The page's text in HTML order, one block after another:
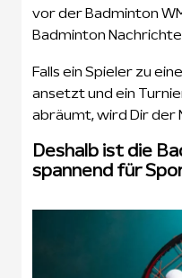
vor der Badminton
Badminton
Falls ein Spieler zu
ansetzt und ein
abräumt, wird Dir der
Deshalb ist die
spannend für